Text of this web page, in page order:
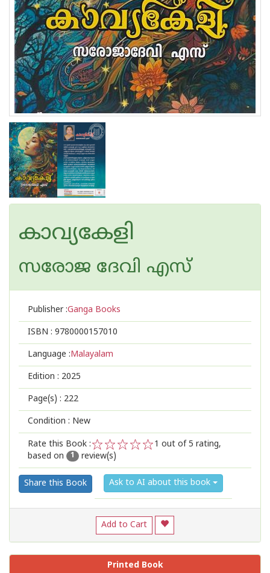
കാവ്യകേളി
സരോജ ദേവി എസ്
Publisher :Ganga Books
ISBN : 9780000157010
Language :Malayalam
Edition : 2025
Page(s) : 222
Condition : New
Rate this Book :
2
1
1 out of 5 rating,
based on
1 review(s)
Share this Book Ask to AI about this book
Add to Cart
Printed Book